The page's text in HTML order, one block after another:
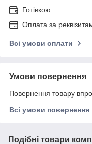
Готівкою
Оплата за
Всі умови оплати
Умови повернення
Повернення товару
Всі умови повернення
Подібні товари